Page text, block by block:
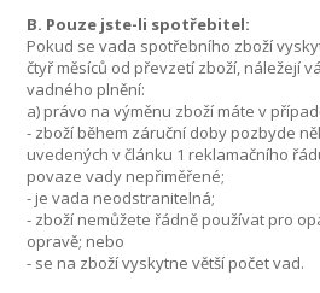
B. Pouze jste-li spotřebitel:
Pokud se vada spotřebního zboží
čtyř měsíců od převzetí zboží, náležejí
vadného plnění:
a) právo na výměnu zboží máte v
- zboží během záruční doby pozbyde
uvedených v článku 1 reklamačního
povaze vady nepřiměřené;
- je vada neodstranitelná;
- zboží nemůžete řádně používat pro
opravě; nebo
- se na zboží vyskytne větší počet vad.